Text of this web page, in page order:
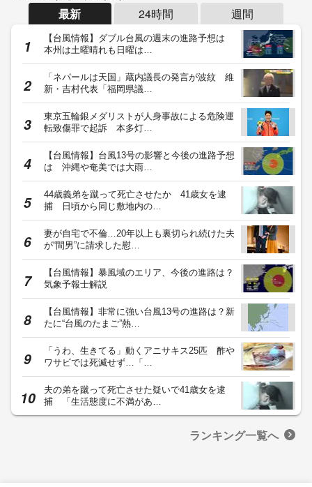
最新 24時間 週間
【台風情報】ダブル台風の週末の進路予想は
本州は土曜晴れも日曜は…
「ネパールは天国」蔵内議長の発言が波紋 維
新・吉村代表「福岡県議…
東京五輪銀メダリストが人身事故による危険運
転致傷罪で起訴 本多灯…
【台風情報】台風13号の影響と今後の進路予想
は 沖縄や奄美では大雨…
44歳義弟を蹴って死亡させたか 41歳女を逮
捕 日頃から同じ敷地内の…
妻が自宅で不倫…20年以上も裏切られ続けた夫
が“間男”に請求した慰…
【台風情報】暴風域のエリア、今後の進路は？
気象予報士解説
【台風情報】非常に強い台風13号の進路は？新
たに“台風のたまご”熱…
「うわ、生きてる」動くアニサキス25匹 酢や
ワサビでは死滅せず…「…
夫の弟を蹴って死亡させた疑いで41歳女を逮
捕 「生活態度に不満があ…
ランキング一覧へ